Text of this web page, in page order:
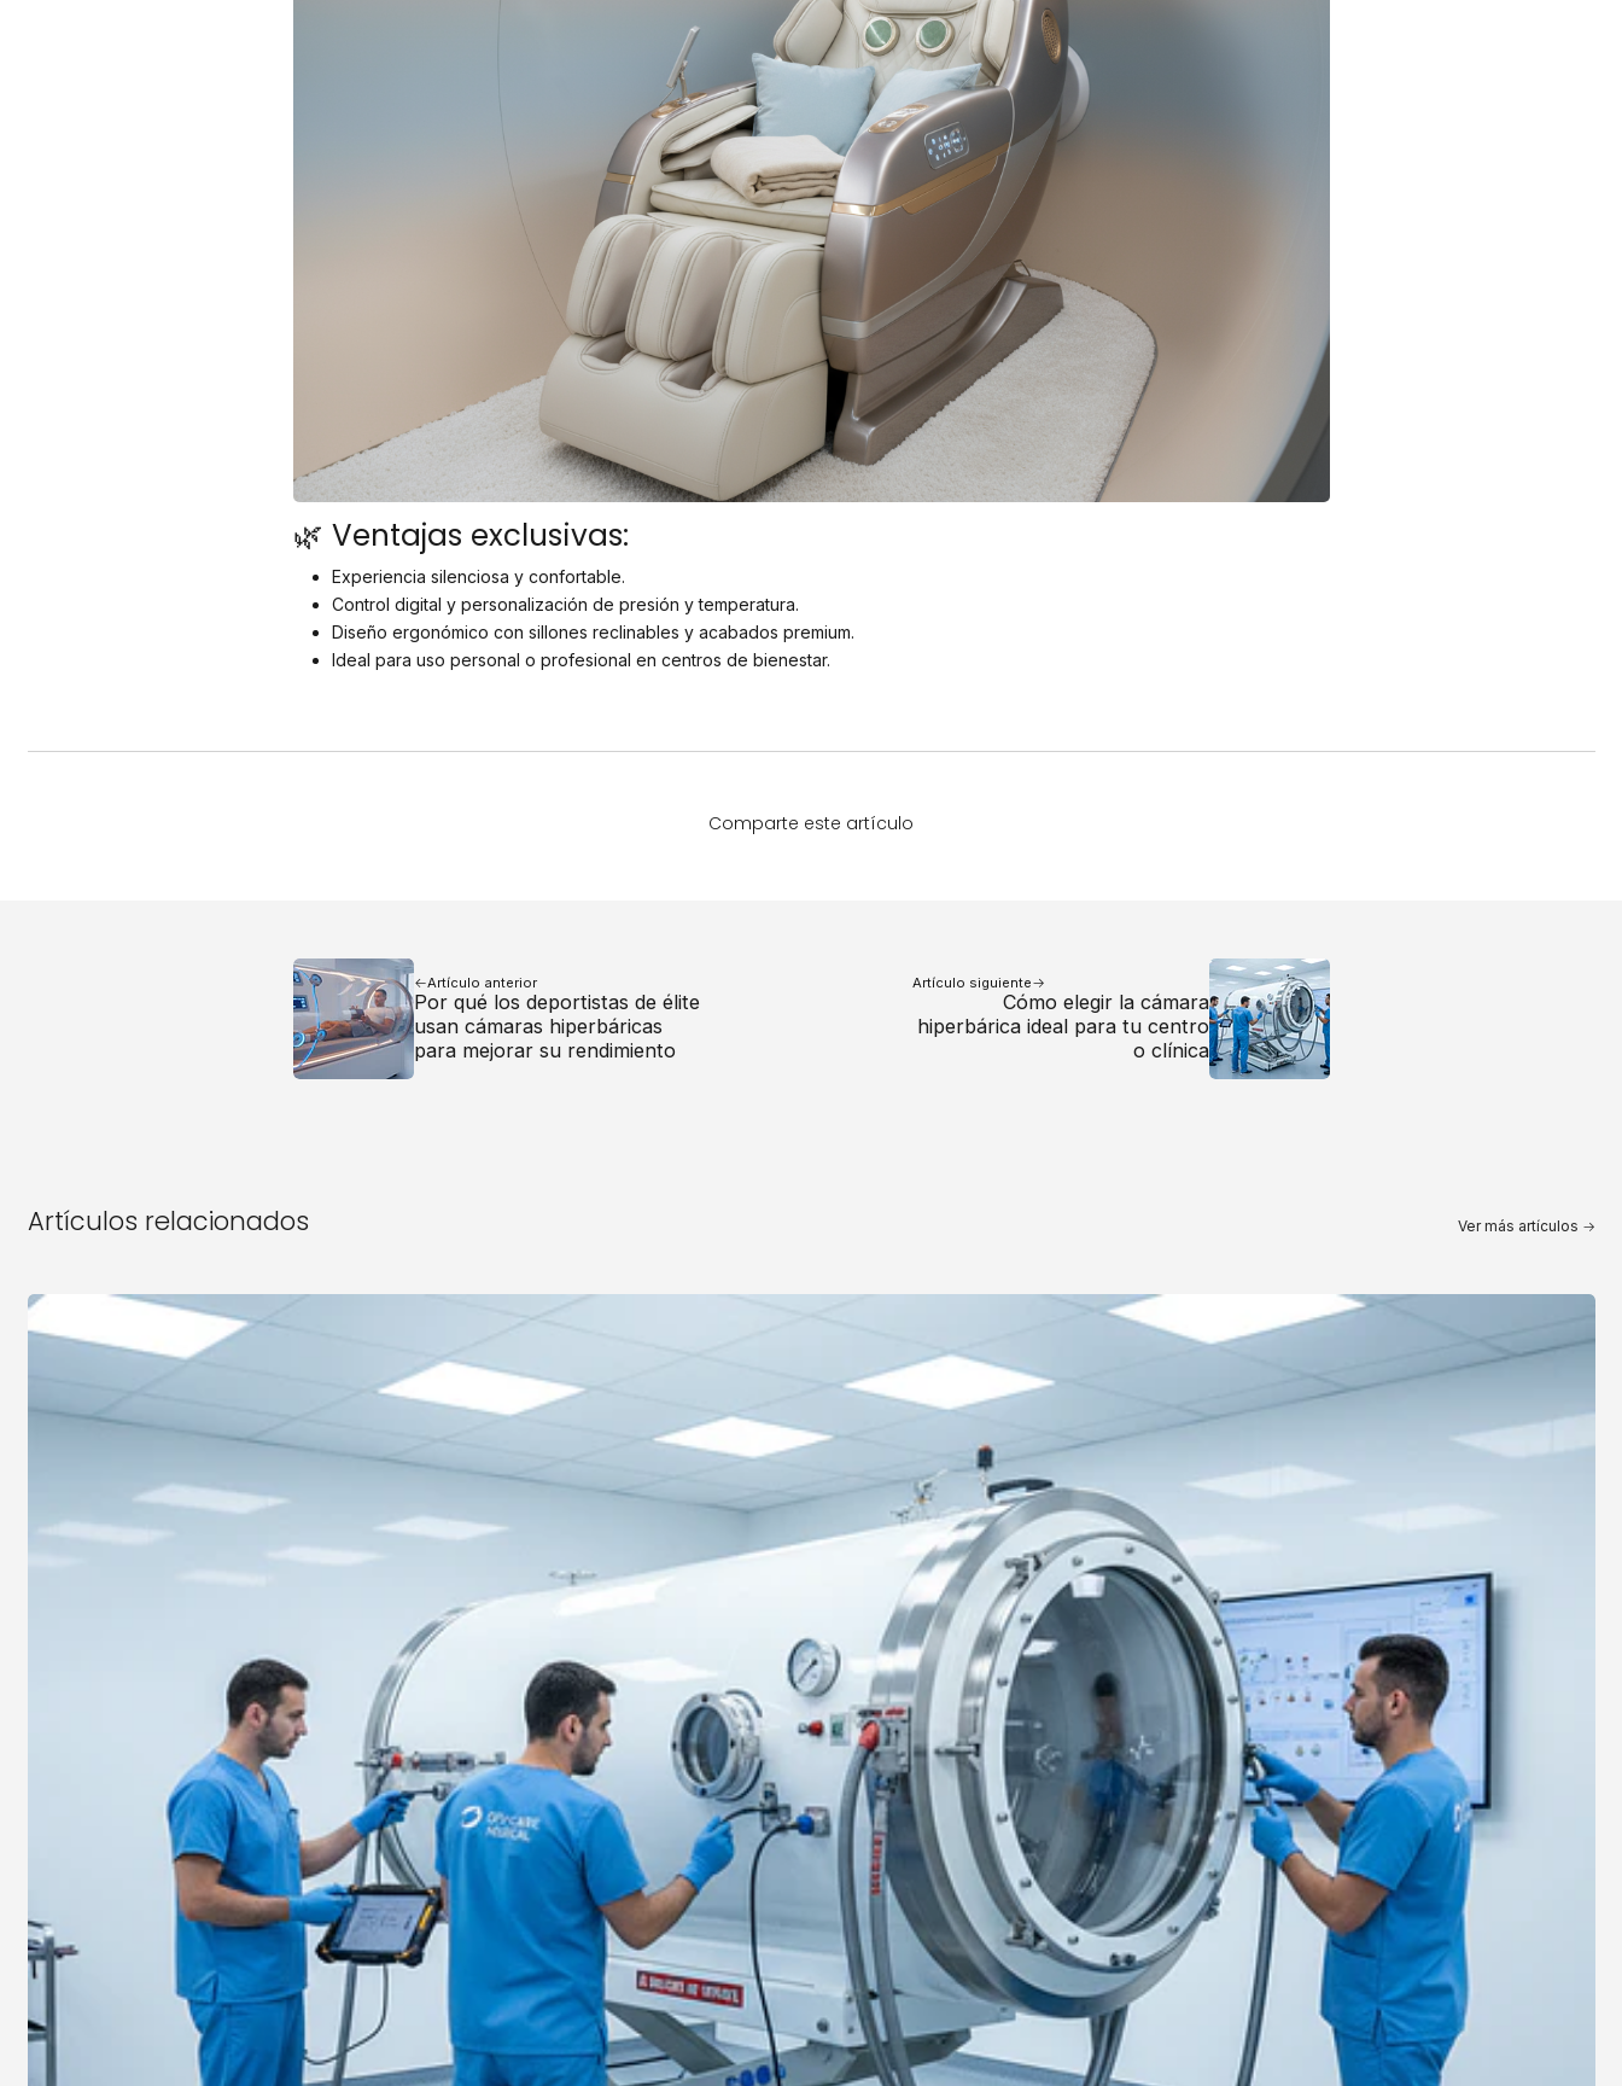
🌿 Ventajas exclusivas:
Experiencia silenciosa y confortable.
Control digital y personalización de presión y temperatura.
Diseño ergonómico con sillones reclinables y acabados premium.
Ideal para uso personal o profesional en centros de bienestar.
Comparte este artículo
Artículo anterior
Por qué los deportistas de élite
usan cámaras hiperbáricas
para mejorar su rendimiento
Artículo siguiente
Cómo elegir la cámara
hiperbárica ideal para tu centro
o clínica
Artículos relacionados Ver más artículos